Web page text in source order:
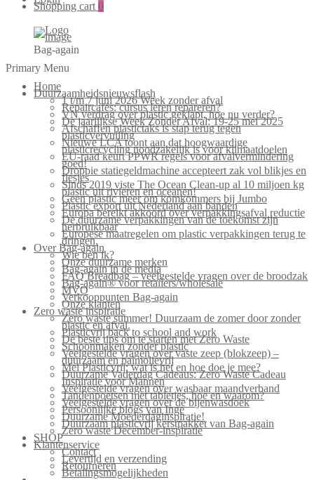
Shopping cart 0
Bag-again
Primary Menu
Home
Duurzaamheidsnieuwsflash
1 t/m 7 juni 2026 Week zonder afval
Repaircafés: cursus leren repareren?
VN verdrag over plastic geklapt, hoe nu verder?
De jaarlijkse Week Zonder Afval: 19-25 mei 2025
Afschaffen plastictaks is stap terug tegen
plasticvervuiling
Nieuwe LCA toont aan dat hoogwaardige
plasticrecycling noodzakelijk is voor klimaatdoelen
EU-raad keurt PPWR regels voor afvalvermindering
goed!
Droppie statiegeldmachine accepteert zak vol blikjes en
flesjes
Sinds 2019 viste The Ocean Clean-up al 10 miljoen kg
plastic uit rivieren en oceanen!
Geen plastic meer om komkommers bij Jumbo
Plastic export uit Nederland aan banden
Europa bereikt akkoord over verpakkingsafval reductie
De duurzame verpakkingen van de toekomst zijn
herbruikbaar
Europese maatregelen om plastic verpakkingen terug te
dringen.
Over Bag-again
Wie ben ik?
Onze duurzame merken
Bag-again in de media
FAQ Breadbag – veelgestelde vragen over de broodzak
Bag-again® voor retailers/wholesale
MVO
Verkooppunten Bag-again
Onze klanten
Zero waste inspiratie
Zero waste summer! Duurzaam de zomer door zonder
plastic en afval.
Plasticvrij back to school and work
De beste tips om te starten met Zero Waste
Schoonmaken zonder plastic
Veelgestelde vragen over vaste zeep (blokzeep) –
duurzaam en palmolievrij
Mei Plasticvrij: wat is het en hoe doe je mee?
Duurzame Vaderdag Cadeaus: Zero Waste Cadeau
Inspiratie voor Mannen
Veelgestelde vragen over wasbaar maandverband
Tandenpoetsen met tabletjes, hoe en waarom?
Veelgestelde vragen over de bijenwasdoek
Persoonlijke blogs van Inge
Duurzame Moederdaginspiratie!
Duurzaam plasticvrij kerstpakket van Bag-again
Zero waste December-inspiratie
SHOP
Klantenservice
Contact
Levertijd en verzending
Retourneren
Betalingsmogelijkheden